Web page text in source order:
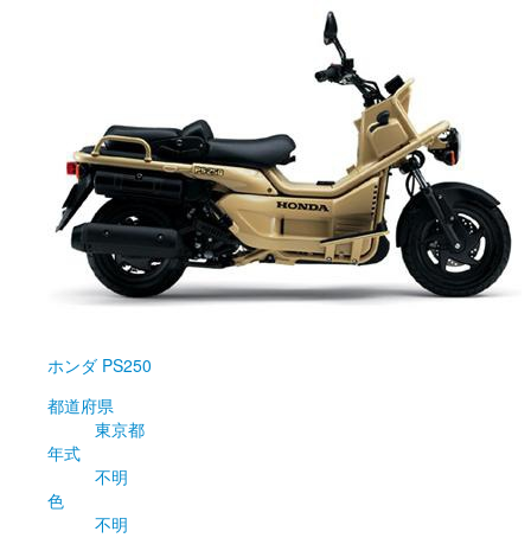
ホンダ PS250
都道府県
東京都
年式
不明
色
不明